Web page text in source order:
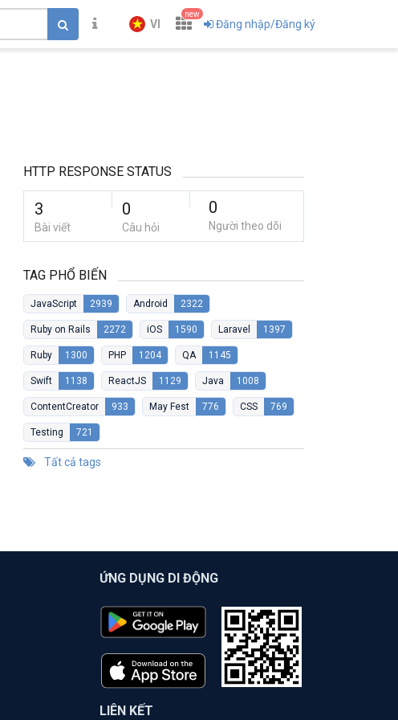
VI
new
Đăng nhập/Đăng ký
HTTP RESPONSE STATUS
3
Bài viết
0
Câu hỏi
0
Người theo dõi
TAG PHỔ BIẾN
JavaScript 2939 Android 2322
Ruby on Rails 2272 iOS 1590 Laravel 1397
Ruby 1300 PHP 1204 QA 1145
Swift 1138 ReactJS 1129 Java 1008
ContentCreator 933 May Fest 776 CSS 769
Testing 721
Tất cả tags
ỨNG DỤNG DI ĐỘNG
LIÊN KẾT